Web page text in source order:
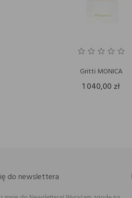
Gritti MONICA
1 040,00 zł
do newslettera